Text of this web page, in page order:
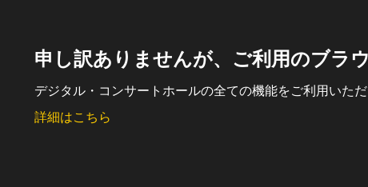
申し訳ありませんが、ご利用のブラ
デジタル・コンサートホールの全ての機能をご利用いた
詳細はこちら